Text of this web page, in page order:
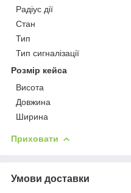
Радіус дії
Стан
Тип
Тип сигналізації
Розмір кейса
Висота
Довжина
Ширина
Приховати
Умови доставки